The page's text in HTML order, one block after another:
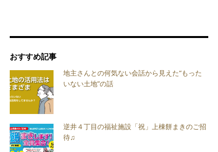
おすすめ記事
地主さんとの何気ない会話から見えた“もった
いない土地”の話
逆井４丁目の福祉施設「祝」上棟餅まきのご招
待♫